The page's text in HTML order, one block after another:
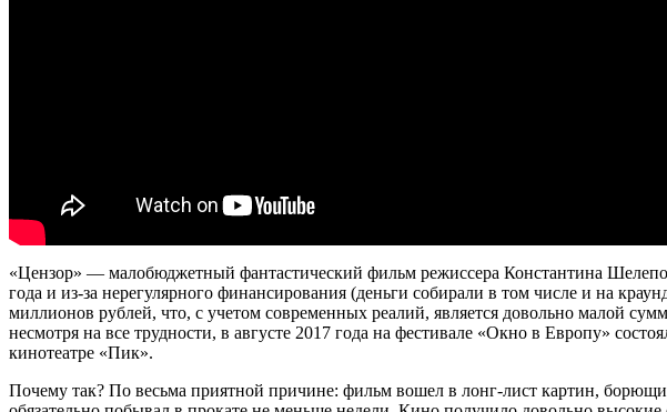
«Цензор» — малобюджетный фантастический фильм режиссера Константина
года и из-за нерегулярного финансирования (деньги собирали в том числе и на
миллионов рублей, что, с учетом современных реалий, является довольно малой
несмотря на все трудности, в августе 2017 года на фестивале «Окно в Европу»
кинотеатре «Пик».
Почему так? По весьма приятной причине: фильм вошел в лонг-лист картин,